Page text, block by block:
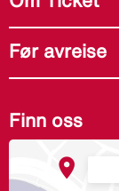
Før avreise
Finn oss